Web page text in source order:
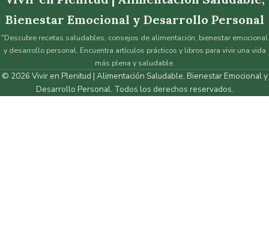
Bienestar Emocional y Desarrollo Personal
"Descubre recetas saludables, consejos de alimentación, bienestar emocional
y desarrollo personal. Encuentra artículos prácticos y libros para vivir una vida
más plena y saludable.
© 2026 Vivir en Plenitud | Alimentación Saludable, Bienestar Emocional y
Desarrollo Personal. Todos los derechos reservados.